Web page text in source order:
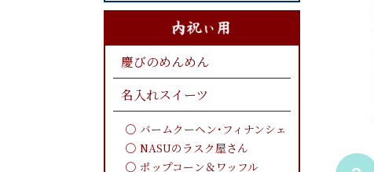
慶びのめんめん
名入れスイーツ
バームクーヘン･フィナンシェ
NASUのラスク屋さん
ポップコーン＆ワッフル